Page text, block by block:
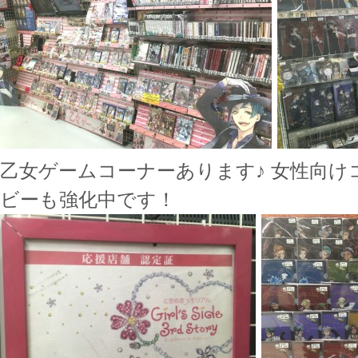
乙女ゲームコーナーあります♪ 女性向
ビーも強化中です！